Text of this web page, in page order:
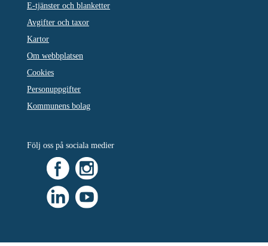
E-tjänster och blanketter
Avgifter och taxor
Kartor
Om webbplatsen
Cookies
Personuppgifter
Kommunens bolag
Följ oss på sociala medier